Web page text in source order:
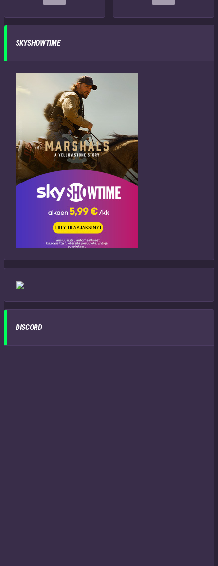
SKYSHOWTIME
DISCORD